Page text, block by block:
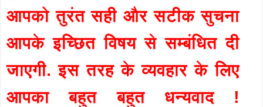
आपको तुरंत सही और सटीक सुचना
आपके इच्छित विषय से सम्बंधित दी
जाएगी. इस तरह के व्यवहार के लिए
आपका बहुत बहुत धन्यवाद !